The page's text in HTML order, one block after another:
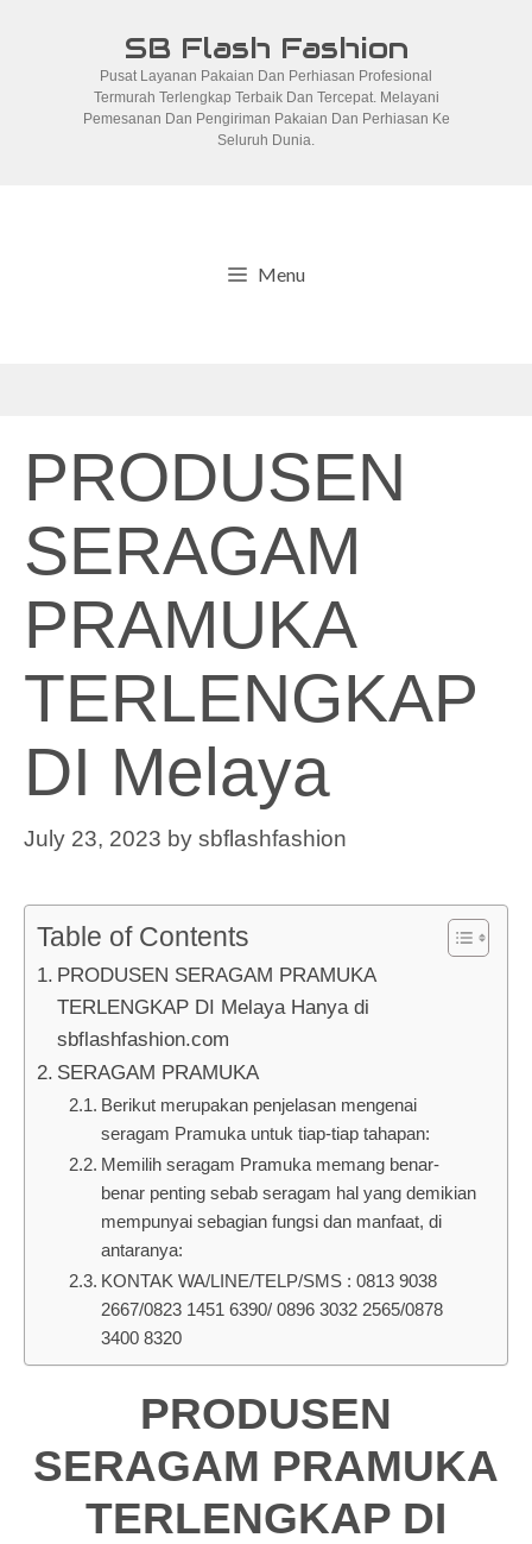
SB Flash Fashion
Pusat Layanan Pakaian Dan Perhiasan Profesional
Termurah Terlengkap Terbaik Dan Tercepat. Melayani
Pemesanan Dan Pengiriman Pakaian Dan Perhiasan Ke
Seluruh Dunia.
Menu
PRODUSEN
SERAGAM
PRAMUKA
TERLENGKAP
DI Melaya
July 23, 2023 by sbflashfashion
Table of Contents
PRODUSEN SERAGAM PRAMUKA
TERLENGKAP DI Melaya Hanya di
sbflashfashion.com
SERAGAM PRAMUKA
Berikut merupakan penjelasan mengenai
seragam Pramuka untuk tiap-tiap tahapan:
Memilih seragam Pramuka memang benar-
benar penting sebab seragam hal yang demikian
mempunyai sebagian fungsi dan manfaat, di
antaranya:
KONTAK WA/LINE/TELP/SMS : 0813 9038
2667/0823 1451 6390/ 0896 3032 2565/0878
3400 8320
PRODUSEN
SERAGAM PRAMUKA
TERLENGKAP DI